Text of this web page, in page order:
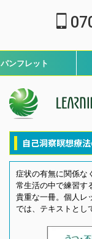
パンフレット
自己洞察瞑想療
症状の有無に関係な
常生活の中で練習す
貴重な一冊。個人レ
では、テキストとし